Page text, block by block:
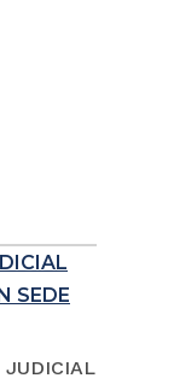
SEDE
JUDICIAL